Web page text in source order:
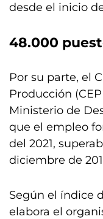
desde el inicio
48.000
Por su parte, el
Producción
Ministerio de
que el empleo
del 2021,
diciembre de
Según el índice
elabora el